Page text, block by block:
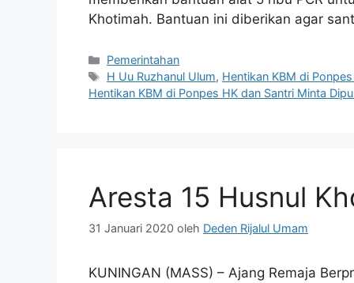
Khotimah. Bantuan ini diberikan agar
Kategori
Pemerintahan
Tag
H Uu Ruzhanul Ulum, Hentikan KBM di
Hentikan KBM di Ponpes HK dan Santri Minta
Aresta 15 Husnul
31 Januari 2020 oleh Deden Rijalul Umam
KUNINGAN (MASS) – Ajang Remaja